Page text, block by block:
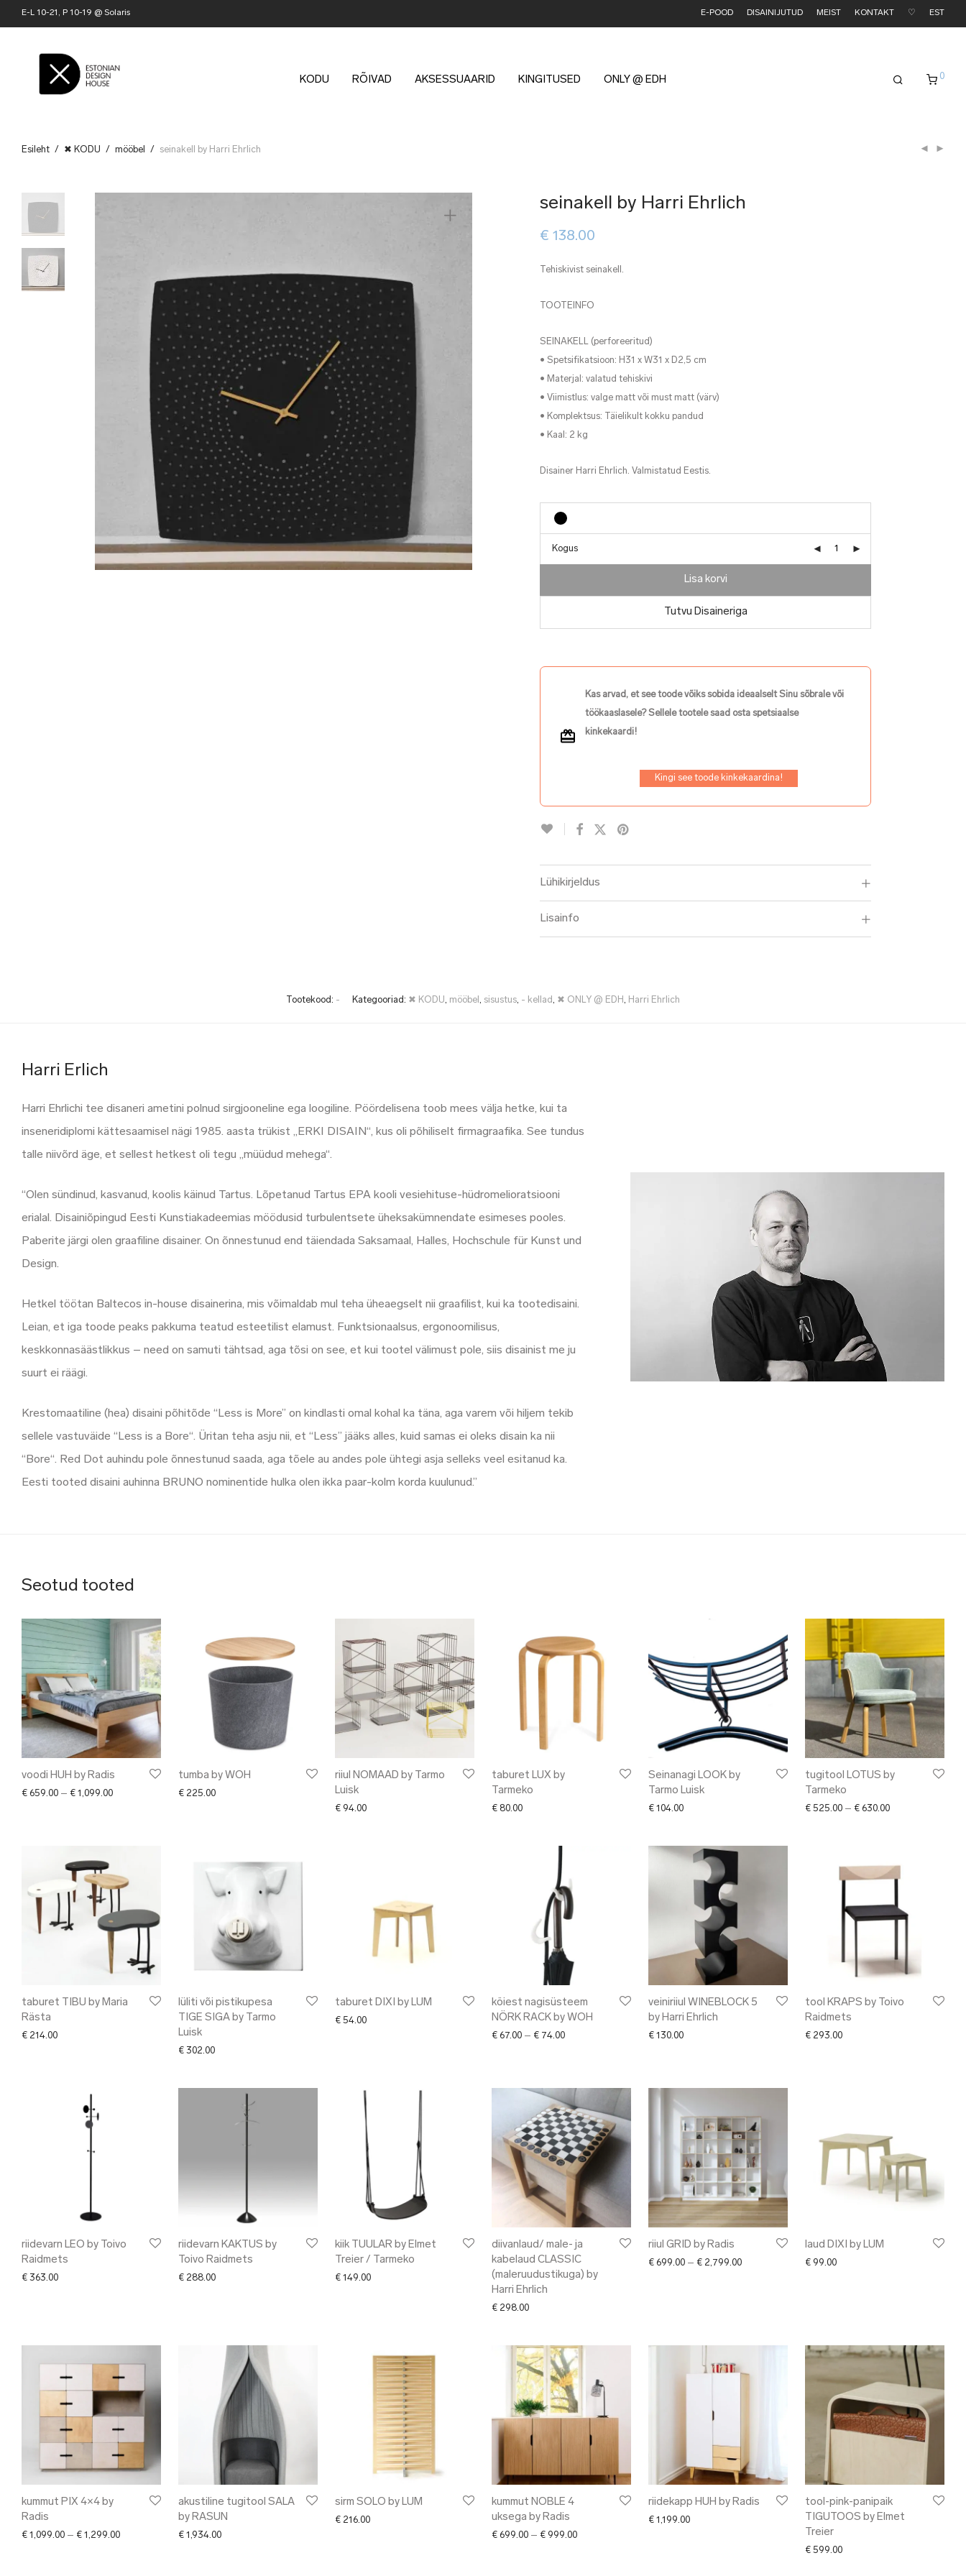
E-L 10-21, P 10-19 @ Solaris E-POOD DISAINIJUTUD MEIST KONTAKT ♡ EST
KODU RÕIVAD AKSESSUAARID KINGITUSED ONLY @ EDH 0
Esileht / ✖ KODU / mööbel / seinakell by Harri Ehrlich
seinakell by Harri Ehrlich
€ 138.00
Tehiskivist seinakell.
TOOTEINFO
SEINAKELL (perforeeritud)
• Spetsifikatsioon: H31 x W31 x D2,5 cm
• Materjal: valatud tehiskivi
• Viimistlus: valge matt või must matt (värv)
• Komplektsus: Täielikult kokku pandud
• Kaal: 2 kg
Disainer Harri Ehrlich. Valmistatud Eestis.
Kogus
Lisa korvi
Tutvu Disaineriga
Kas arvad, et see toode võiks sobida ideaalselt Sinu sõbrale või
töökaaslasele? Sellele tootele saad osta spetsiaalse
kinkekaardi!
Kingi see toode kinkekaardina!
Lühikirjeldus
Lisainfo
Tootekood: - Kategooriad: ✖ KODU, mööbel , sisustus, - kellad, ✖ ONLY @ EDH, Harri Ehrlich
Harri Erlich
Harri Ehrlichi tee disaneri ametini polnud sirgjooneline ega loogiline. Pöördelisena toob mees välja hetke, kui ta
inseneridiplomi kättesaamisel nägi 1985. aasta trükist „ERKI DISAIN“, kus oli põhiliselt firmagraafika. See tundus
talle niivõrd äge, et sellest hetkest oli tegu „müüdud mehega“.
“Olen sündinud, kasvanud, koolis käinud Tartus. Lõpetanud Tartus EPA kooli vesiehituse-hüdromelioratsiooni
erialal. Disainiõpingud Eesti Kunstiakadeemias möödusid turbulentsete üheksakümnendate esimeses pooles.
Paberite järgi olen graafiline disainer. On õnnestunud end täiendada Saksamaal, Halles, Hochschule für Kunst und
Design.
Hetkel töötan Baltecos in-house disainerina, mis võimaldab mul teha üheaegselt nii graafilist, kui ka tootedisaini.
Leian, et iga toode peaks pakkuma teatud esteetilist elamust. Funktsionaalsus, ergonoomilisus,
keskkonnasäästlikkus – need on samuti tähtsad, aga tõsi on see, et kui tootel välimust pole, siis disainist me ju
suurt ei räägi.
Krestomaatiline (hea) disaini põhitõde “Less is More” on kindlasti omal kohal ka täna, aga varem või hiljem tekib
sellele vastuväide “Less is a Bore“. Üritan teha asju nii, et “Less” jääks alles, kuid samas ei oleks disain ka nii
“Bore“. Red Dot auhindu pole õnnestunud saada, aga tõele au andes pole ühtegi asja selleks veel esitanud ka.
Eesti tooted disaini auhinna BRUNO nominentide hulka olen ikka paar-kolm korda kuulunud.”
Seotud tooted
voodi HUH by Radis
€ 659.00 – € 1,099.00Price range: € 659.00 through € 1,099.00
tumba by WOH
€ 225.00
riiul NOMAAD by Tarmo
Luisk
€ 94.00
taburet LUX by
Tarmeko
€ 80.00
Seinanagi LOOK by
Tarmo Luisk
€ 104.00
tugitool LOTUS by
Tarmeko
€ 525.00 – € 630.00Price range: €
taburet TIBU by Maria
Rästa
€ 214.00
lüliti või pistikupesa
TIGE SIGA by Tarmo
Luisk
€ 302.00
taburet DIXI by LUM
€ 54.00
köiest nagisüsteem
NÖRK RACK by WOH
€ 67.00 – € 74.00Price range: € 67.00 through € 74.00
veiniriiul WINEBLOCK 5
by Harri Ehrlich
€ 130.00
tool KRAPS by Toivo
Raidmets
€ 293.00
riidevarn LEO by Toivo
Raidmets
€ 363.00
riidevarn KAKTUS by
Toivo Raidmets
€ 288.00
kiik TUULAR by Elmet
Treier / Tarmeko
€ 149.00
diivanlaud/ male- ja
kabelaud CLASSIC
(maleruudustikuga) by
Harri Ehrlich
€ 298.00
riiul GRID by Radis
€ 699.00 – € 2,799.00Price range: € 699.00 through € 2,799.00
laud DIXI by LUM
€ 99.00
kummut PIX 4×4 by
Radis
€ 1,099.00 – € 1,299.00Price range: € 1,099.00 through € 1,299.00
akustiline tugitool SALA
by RASUN
€ 1,934.00
sirm SOLO by LUM
€ 216.00
kummut NOBLE 4
uksega by Radis
€ 699.00 – € 999.00Price range: € 699.00 through € 999.00
riidekapp HUH by Radis
€ 1,199.00
tool-pink-panipaik
TIGUTOOS by Elmet
Treier
€ 599.00